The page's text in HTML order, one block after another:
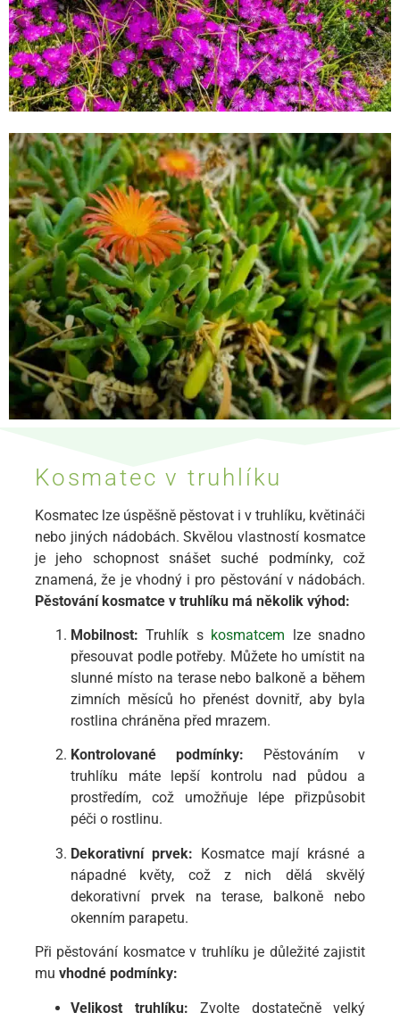
Kosmatec v truhlíku
Kosmatec lze úspěšně pěstovat i v truhlíku, květináči
nebo jiných nádobách. Skvělou vlastností kosmatce
je jeho schopnost snášet suché podmínky, což
znamená, že je vhodný i pro pěstování v nádobách.
Pěstování kosmatce v truhlíku má několik výhod:
Mobilnost: Truhlík s kosmatcem lze snadno
přesouvat podle potřeby. Můžete ho umístit na
slunné místo na terase nebo balkoně a během
zimních měsíců ho přenést dovnitř, aby byla
rostlina chráněna před mrazem.
Kontrolované podmínky: Pěstováním v
truhlíku máte lepší kontrolu nad půdou a
prostředím, což umožňuje lépe přizpůsobit
péči o rostlinu.
Dekorativní prvek: Kosmatce mají krásné a
nápadné květy, což z nich dělá skvělý
dekorativní prvek na terase, balkoně nebo
okenním parapetu.
Při pěstování kosmatce v truhlíku je důležité zajistit
mu vhodné podmínky:
Velikost truhlíku: Zvolte dostatečně velký